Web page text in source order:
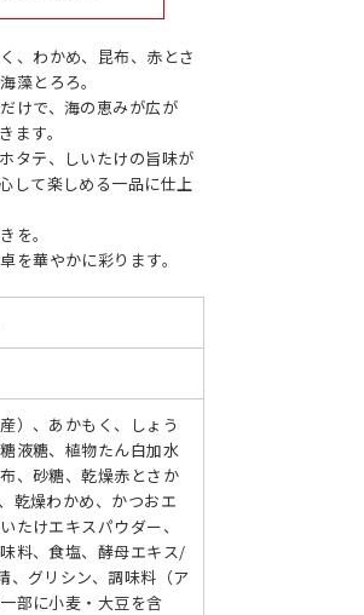
、わかめ、昆布、赤とさ
藻とろろ。
けで、海の恵みが広が
ます。
タテ、しいたけの旨味が
して楽しめる一品に仕上
を。
を華やかに彩ります。
）、あかもく、しょう
液糖、植物たん白加水
、砂糖、乾燥赤とさか
乾燥わかめ、かつおエ
たけエキスパウダー、
料、食塩、酵母エキス/
、グリシン、調味料（ア
部に小麦・大豆を含